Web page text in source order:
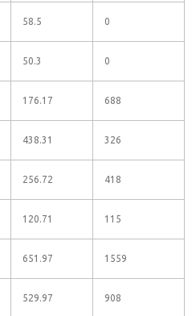
58.5 0
50.3 0
176.17 688
438.31 326
256.72 418
120.71 115
651.97 1559
529.97 908